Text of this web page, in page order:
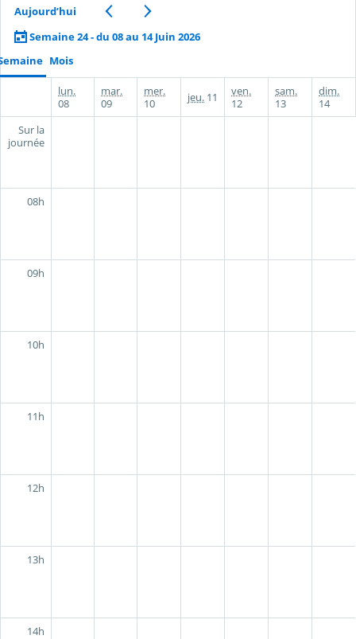
Aujourd’hui
Semaine 24 - du 08 au 14 Juin 2026
Mois
lun.
08
mar.
09
mer.
10
jeu. 11
ven.
12
sam.
13
dim.
14
Sur la
journée
08h
09h
10h
11h
12h
13h
14h